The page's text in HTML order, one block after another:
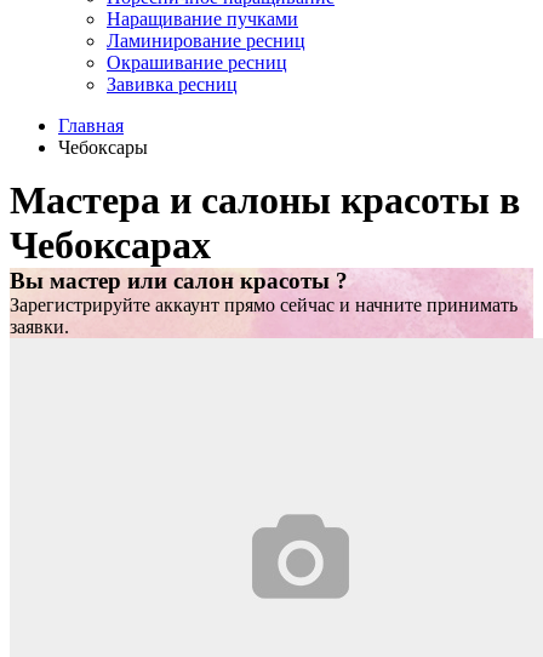
Наращивание пучками
Ламинирование ресниц
Окрашивание ресниц
Завивка ресниц
Главная
Чебоксары
Мастера и салоны красоты в
Чебоксарах
Вы мастер или салон красоты ?
Зарегистрируйте аккаунт прямо сейчас и начните принимать
заявки.